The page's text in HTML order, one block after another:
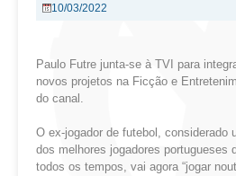
10/03/2022
Paulo Futre junta-se à TVI para
novos projetos na Ficção e
do canal.
O ex-jogador de futebol, considerado
dos melhores jogadores portugueses
todos os tempos, vai agora “jogar